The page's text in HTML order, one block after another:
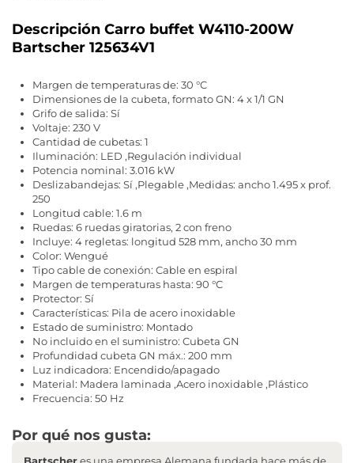
Descripción Carro buffet W4110-200W
Bartscher 125634V1
Margen de temperaturas de: 30 °C
Dimensiones de la cubeta, formato GN: 4 x 1/1 GN
Grifo de salida: Sí
Voltaje: 230 V
Cantidad de cubetas: 1
Iluminación: LED ,Regulación individual
Potencia nominal: 3.016 kW
Deslizabandejas: Sí ,Plegable ,Medidas: ancho 1.495 x prof.
250
Longitud cable: 1.6 m
Ruedas: 6 ruedas giratorias, 2 con freno
Incluye: 4 regletas: longitud 528 mm, ancho 30 mm
Color: Wengué
Tipo cable de conexión: Cable en espiral
Margen de temperaturas hasta: 90 °C
Protector: Sí
Características: Pila de acero inoxidable
Estado de suministro: Montado
No incluido en el suministro: Cubeta GN
Profundidad cubeta GN máx.: 200 mm
Luz indicadora: Encendido/apagado
Material: Madera laminada ,Acero inoxidable ,Plástico
Frecuencia: 50 Hz
Por qué nos gusta:
Bartscheres una empresa Alemana fundada hace más de